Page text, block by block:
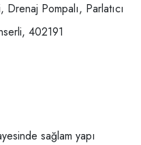
Drenaj Pompalı, Parlatıcı
402191
sağlam yapı